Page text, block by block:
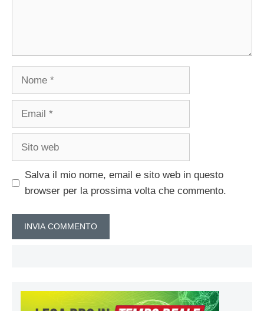
Nome
Email
Sito
Salva il mio nome, email e sito web in questo
browser per la prossima volta che commento.